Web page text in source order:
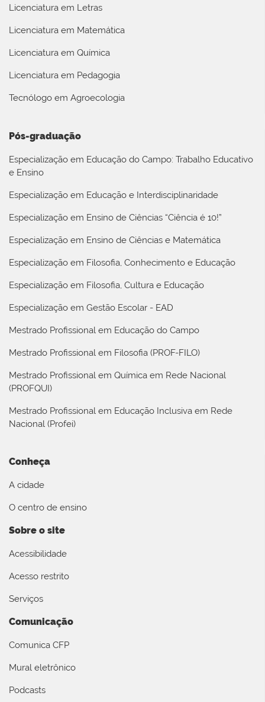
Licenciatura em Letras
Licenciatura em Matemática
Licenciatura em Química
Licenciatura em Pedagogia
Tecnólogo em Agroecologia
Pós-graduação
Especialização em Educação do Campo: Trabalho Educativo
e Ensino
Especialização em Educação e Interdisciplinaridade
Especialização em Ensino de Ciências “Ciência é 10!”
Especialização em Ensino de Ciências e Matemática
Especialização em Filosofia, Conhecimento e Educação
Especialização em Filosofia, Cultura e Educação
Especialização em Gestão Escolar - EAD
Mestrado Profissional em Educação do Campo
Mestrado Profissional em Filosofia (PROF-FILO)
Mestrado Profissional em Química em Rede Nacional
(PROFQUI)
Mestrado Profissional em Educação Inclusiva em Rede
Nacional (Profei)
Conheça
A cidade
O centro de ensino
Sobre o site
Acessibilidade
Acesso restrito
Serviços
Comunicação
Comunica CFP
Mural eletrônico
Podcasts